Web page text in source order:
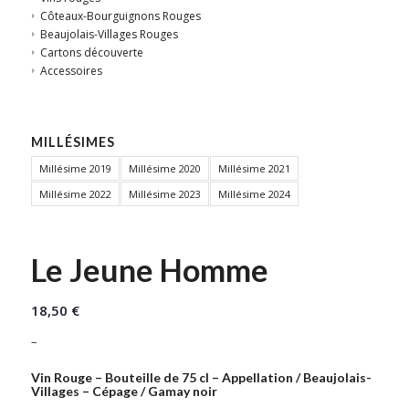
Côteaux-Bourguignons Rouges
Beaujolais-Villages Rouges
Cartons découverte
Accessoires
MILLÉSIMES
Millésime 2019 Millésime 2020
Millésime 2021
Millésime 2022
Millésime 2023 Millésime 2024
Le Jeune Homme
18,50 €
–
Vin Rouge – Bouteille de 75 cl – Appellation / Beaujolais-
Villages – Cépage / Gamay noir